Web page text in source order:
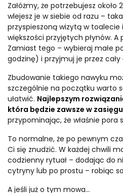
Załóżmy, że potrzebujesz około
wlejesz je w siebie od razu –
przyspieszoną wizytą w
większości przyjętych płynów.
Zamiast tego – wybieraj małe
godzinę) i przyjmuj je przez cały
Zbudowanie takiego nawyku
szczególnie na początku warto
ułatwić. Najlepszym
która będzie zawsze w
przypominając, że właśnie pora
To normalne, że po pewnym
Ci się znudzić. W każdej chwili
codzienny rytuał – dodając do
cytryny lub po prostu – robiąc
A jeśli już o tym mowa…